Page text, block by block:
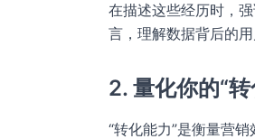
在描述这些经历时，
言，理解数据背后的
2. 量化你的“
“转化能力”是衡量营